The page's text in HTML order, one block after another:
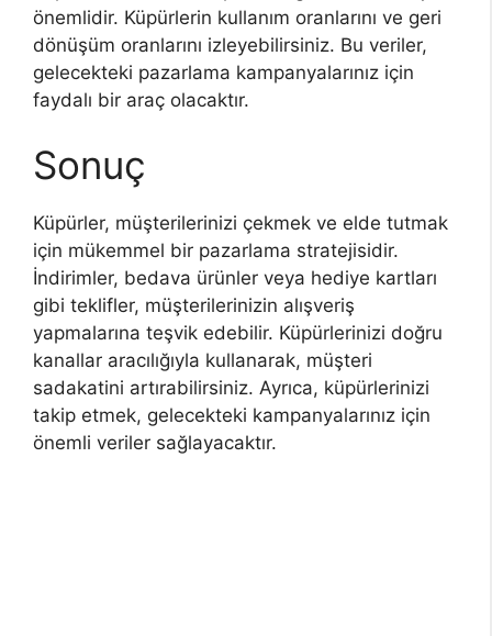
önemlidir. Küpürlerin kullanım oranlarını ve geri
dönüşüm oranlarını izleyebilirsiniz. Bu veriler,
gelecekteki pazarlama kampanyalarınız için
faydalı bir araç olacaktır.
Sonuç
Küpürler, müşterilerinizi çekmek ve elde tutmak
için mükemmel bir pazarlama stratejisidir.
İndirimler, bedava ürünler veya hediye kartları
gibi teklifler, müşterilerinizin alışveriş
yapmalarına teşvik edebilir. Küpürlerinizi doğru
kanallar aracılığıyla kullanarak, müşteri
sadakatini artırabilirsiniz. Ayrıca, küpürlerinizi
takip etmek, gelecekteki kampanyalarınız için
önemli veriler sağlayacaktır.